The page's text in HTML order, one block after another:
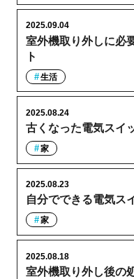
室外機取り外しに必
ト
2025.09.04
生活
古くなった電気スイ
2025.08.24
家
自分でできる電気ス
2025.08.23
家
室外機取り外し後の
2025.08.18